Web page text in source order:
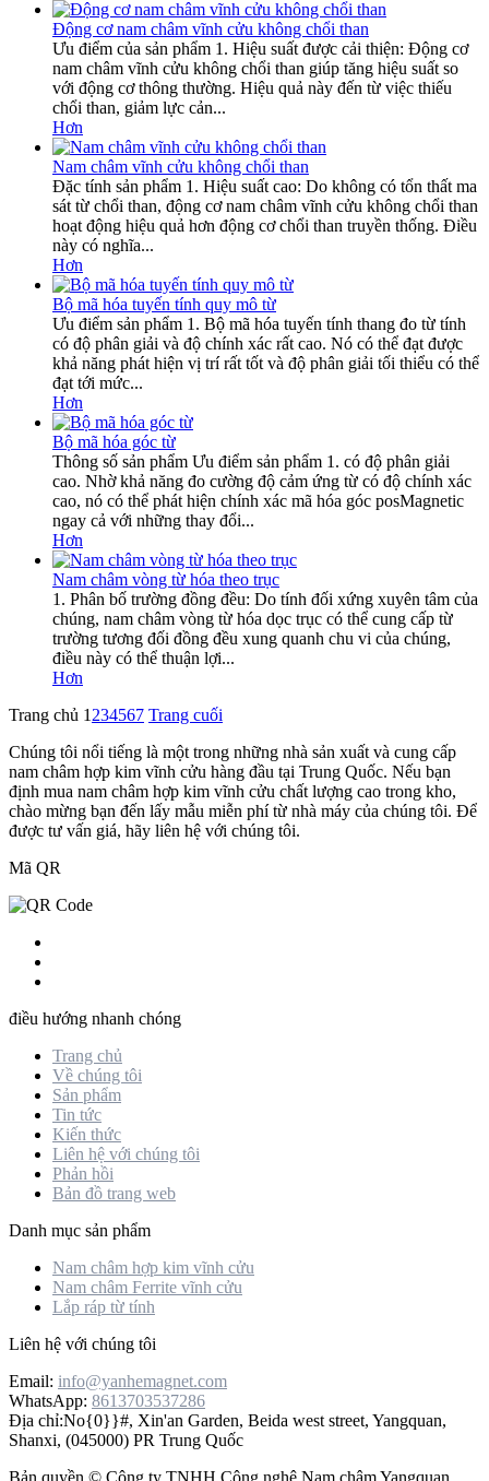
Động cơ nam châm vĩnh cửu không chổi than
Ưu điểm của sản phẩm 1. Hiệu suất được cải thiện: Động cơ
nam châm vĩnh cửu không chổi than giúp tăng hiệu suất so
với động cơ thông thường. Hiệu quả này đến từ việc thiếu
chổi than, giảm lực cản...
Hơn
Nam châm vĩnh cửu không chổi than
Đặc tính sản phẩm 1. Hiệu suất cao: Do ​​không có tổn thất ma
sát từ chổi than, động cơ nam châm vĩnh cửu không chổi than
hoạt động hiệu quả hơn động cơ chổi than truyền thống. Điều
này có nghĩa...
Hơn
Bộ mã hóa tuyến tính quy mô từ
Ưu điểm sản phẩm 1. Bộ mã hóa tuyến tính thang đo từ tính
có độ phân giải và độ chính xác rất cao. Nó có thể đạt được
khả năng phát hiện vị trí rất tốt và độ phân giải tối thiểu có thể
đạt tới mức...
Hơn
Bộ mã hóa góc từ
Thông số sản phẩm Ưu điểm sản phẩm 1. có độ phân giải
cao. Nhờ khả năng đo cường độ cảm ứng từ có độ chính xác
cao, nó có thể phát hiện chính xác mã hóa góc posMagnetic
ngay cả với những thay đổi...
Hơn
Nam châm vòng từ hóa theo trục
1. Phân bố trường đồng đều: Do tính đối xứng xuyên tâm của
chúng, nam châm vòng từ hóa dọc trục có thể cung cấp từ
trường tương đối đồng đều xung quanh chu vi của chúng,
điều này có thể thuận lợi...
Hơn
Trang chủ 1 234567 Trang cuối
Chúng tôi nổi tiếng là một trong những nhà sản xuất và cung cấp
nam châm hợp kim vĩnh cửu hàng đầu tại Trung Quốc. Nếu bạn
định mua nam châm hợp kim vĩnh cửu chất lượng cao trong kho,
chào mừng bạn đến lấy mẫu miễn phí từ nhà máy của chúng tôi. Để
được tư vấn giá, hãy liên hệ với chúng tôi.
Mã QR
điều hướng nhanh chóng
Trang chủ
Về chúng tôi
Sản phẩm
Tin tức
Kiến thức
Liên hệ với chúng tôi
Phản hồi
Bản đồ trang web
Danh mục sản phẩm
Nam châm hợp kim vĩnh cửu
Nam châm Ferrite vĩnh cửu
Lắp ráp từ tính
Liên hệ với chúng tôi
Email: info@yanhemagnet.com
WhatsApp: 8613703537286
Địa chỉ:No{0}}#, Xin'an Garden, Beida west street, Yangquan,
Shanxi, (045000) PR Trung Quốc
Bản quyền © Công ty TNHH Công nghệ Nam châm Yangquan